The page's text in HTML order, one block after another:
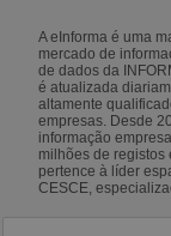
A eInforma é uma
mercado de
de dados da
é atualizada
altamente
empresas. Desde
informação
milhões de registos
pertence à líder
CESCE,